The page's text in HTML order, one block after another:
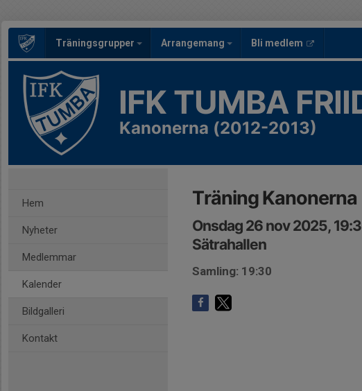
Träningsgrupper Arrangemang Bli medlem
IFK TUMBA
Kanonerna (2012-2013)
Hem
Nyheter
Medlemmar
Kalender
Bildgalleri
Kontakt
Träning Kanonerna
Onsdag 26 nov 2025,
Sätrahallen
Samling: 19:30